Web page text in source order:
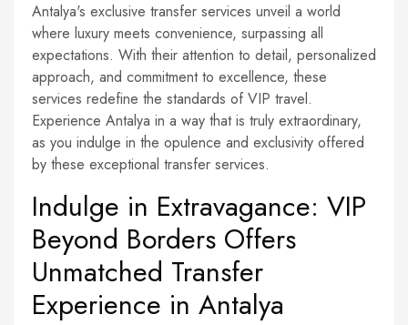
Antalya's exclusive transfer services unveil a world
where luxury meets convenience, surpassing all
expectations. With their attention to detail, personalized
approach, and commitment to excellence, these
services redefine the standards of VIP travel.
Experience Antalya in a way that is truly extraordinary,
as you indulge in the opulence and exclusivity offered
by these exceptional transfer services.
Indulge in Extravagance: VIP
Beyond Borders Offers
Unmatched Transfer
Experience in Antalya